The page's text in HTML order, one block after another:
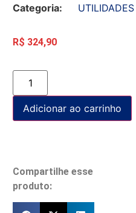
Categoria:
UTILIDADES
R$ 324,90
Adicionar ao carrinho
Compartilhe esse
produto: